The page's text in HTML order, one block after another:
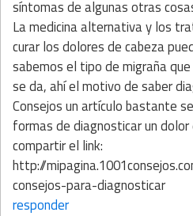
síntomas de algunas otras
La medicina alternativa y los
curar los dolores de cabeza
sabemos el tipo de migraña
se da, ahí el motivo de saber
Consejos un artículo bastante
formas de diagnosticar un dolor
compartir el link:
http://
consejos-para-diagnosticar
responder